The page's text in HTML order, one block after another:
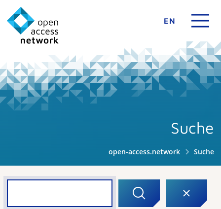
EN
Suche
open-access.network Suche